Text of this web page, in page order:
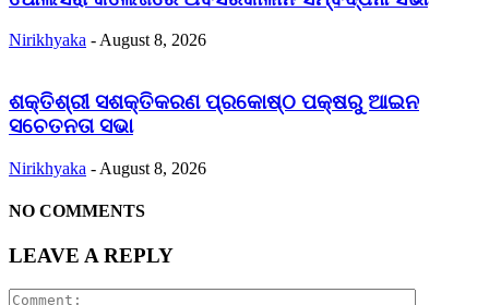
Nirikhyaka - August 8, 2026
ଶକ୍ତିଶ୍ରୀ ସଶକ୍ତିକରଣ ପ୍ରକୋଷ୍ଠ ପକ୍ଷରୁ ଆଇନ
ସଚେତନତା ସଭା
Nirikhyaka - August 8, 2026
NO COMMENTS
LEAVE A REPLY